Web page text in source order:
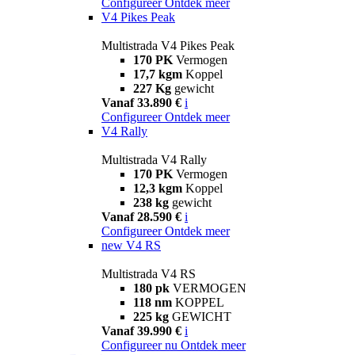
V4 Pikes Peak
Multistrada V4 Pikes Peak
170 PK Vermogen
17,7 kgm Koppel
227 Kg gewicht
Vanaf 33.890 € i
Configureer Ontdek meer
V4 Rally
Multistrada V4 Rally
170 PK Vermogen
12,3 kgm Koppel
238 kg gewicht
Vanaf 28.590 € i
Configureer Ontdek meer
new V4 RS
Multistrada V4 RS
180 pk VERMOGEN
118 nm KOPPEL
225 kg GEWICHT
Vanaf 39.990 € i
Configureer nu Ontdek meer